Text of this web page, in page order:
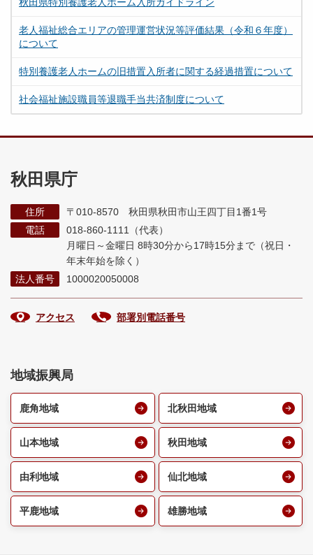
老人福祉総合エリアの管理運営状況等評価結果（令和６年度）
について
特別養護老人ホームの旧措置入所者に関する経過措置について
社会福祉施設職員等退職手当共済制度について
秋田県庁
住所
〒010-8570 秋田県秋田市山王四丁目1番1号
電話
018-860-1111（代表）
月曜日～金曜日 8時30分から17時15分まで （祝日・
年末年始を除く）
法人番号
1000020050008
アクセス 部署別電話番号
地域振興局
鹿角地域 北秋田地域
山本地域 秋田地域
由利地域 仙北地域
平鹿地域 雄勝地域